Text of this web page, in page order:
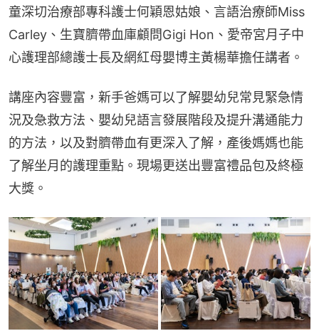
童深切治療部專科護士何穎恩姑娘、言語治療師Miss
Carley、生寶臍帶血庫顧問Gigi Hon、愛帝宮月子中
心護理部總護士長及網紅母嬰博主黃楊華擔任講者。
講座內容豐富，新手爸媽可以了解嬰幼兒常見緊急情
況及急救方法、嬰幼兒語言發展階段及提升溝通能力
的方法，以及對臍帶血有更深入了解，產後媽媽也能
了解坐月的護理重點。現場更送出豐富禮品包及終極
大獎。